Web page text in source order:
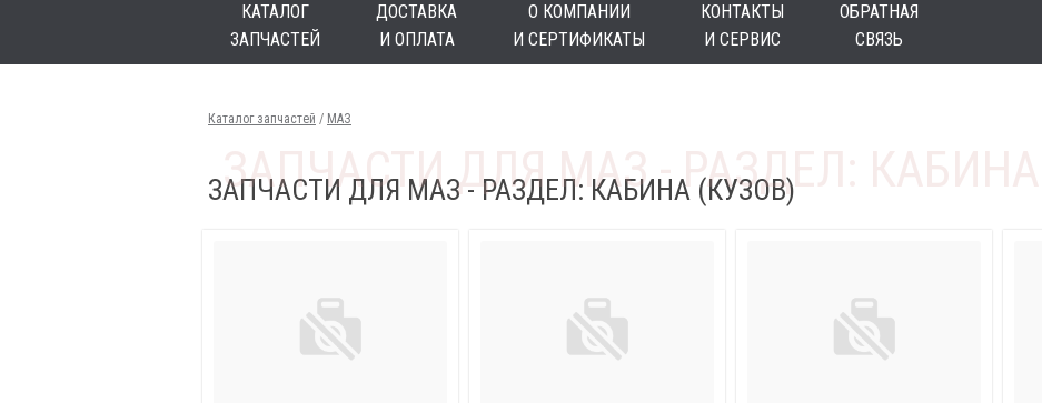
КАТАЛОГ
ЗАПЧАСТЕЙ
ДОСТАВКА
И ОПЛАТА
О КОМПАНИИ
И СЕРТИФИКАТЫ
КОНТАКТЫ
И СЕРВИС
ОБРАТНАЯ
СВЯЗЬ
Каталог запчастей / МАЗ
ЗАПЧАСТИ ДЛЯ МАЗ - РАЗДЕЛ: КАБИНА (КУЗОВ)